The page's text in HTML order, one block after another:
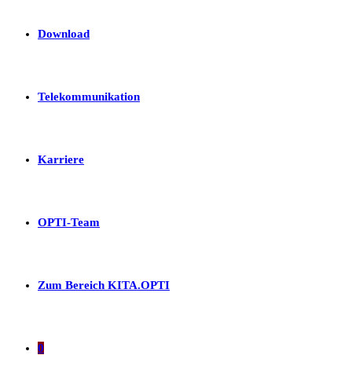
Download
Telekommunikation
Karriere
OPTI-Team
Zum Bereich KITA.OPTI
0